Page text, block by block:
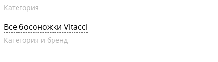
Категория
Все босоножки Vitacci
Категория и бренд